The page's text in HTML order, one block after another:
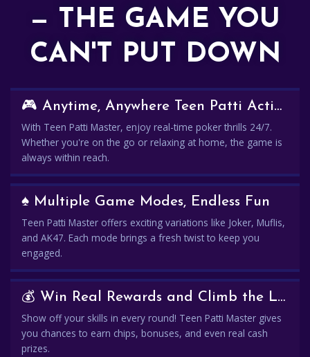
— THE GAME YOU
CAN'T PUT DOWN
🎮 Anytime, Anywhere Teen Patti Action
With Teen Patti Master, enjoy real-time poker thrills 24/7.
Whether you're on the go or relaxing at home, the game is
always within reach.
♠️ Multiple Game Modes, Endless Fun
Teen Patti Master offers exciting variations like Joker, Muflis,
and AK47. Each mode brings a fresh twist to keep you
engaged.
💰 Win Real Rewards and Climb the Leaderboard
Show off your skills in every round! Teen Patti Master gives
you chances to earn chips, bonuses, and even real cash
prizes.